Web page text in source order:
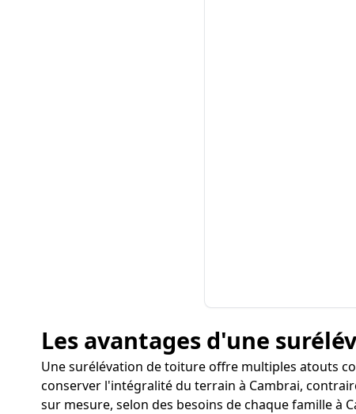
Les avantages d'une
Une surélévation de toiture offre multiples atouts
conserver l'intégralité du terrain à Cambrai,
sur mesure, selon des besoins de chaque famille à